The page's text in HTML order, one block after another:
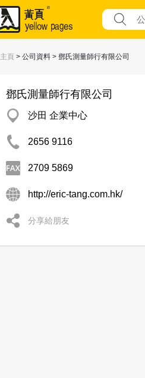
主頁 > 公司資料 > 鄧氏測量師行有限公司
鄧氏測量師行有限公司
沙田 企業中心
2656 9116
2709 5869
http://eric-tang.com.hk/
分享給朋友